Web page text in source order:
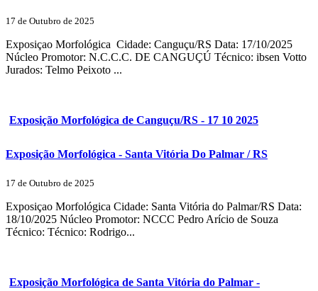
17 de Outubro de 2025
Exposiçao Morfológica Cidade: Canguçu/RS Data: 17/10/2025
Núcleo Promotor: N.C.C.C. DE CANGUÇÚ Técnico: ibsen Votto
Jurados: Telmo Peixoto ...
Exposição Morfológica de Canguçu/RS - 17 10 2025
Exposição Morfológica - Santa Vitória Do Palmar / RS
17 de Outubro de 2025
Exposiçao Morfológica Cidade: Santa Vitória do Palmar/RS Data:
18/10/2025 Núcleo Promotor: NCCC Pedro Arício de Souza
Técnico: Técnico: Rodrigo...
Exposição Morfológica de Santa Vitória do Palmar -